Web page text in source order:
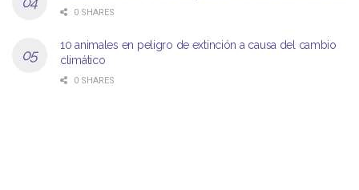
0 SHARES
10 animales en peligro de extinción a causa del cambio
climático
0 SHARES